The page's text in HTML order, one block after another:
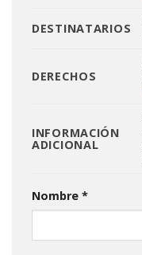
DESTINATARIOS
DERECHOS
INFORMACIÓN
ADICIONAL
Nombre *